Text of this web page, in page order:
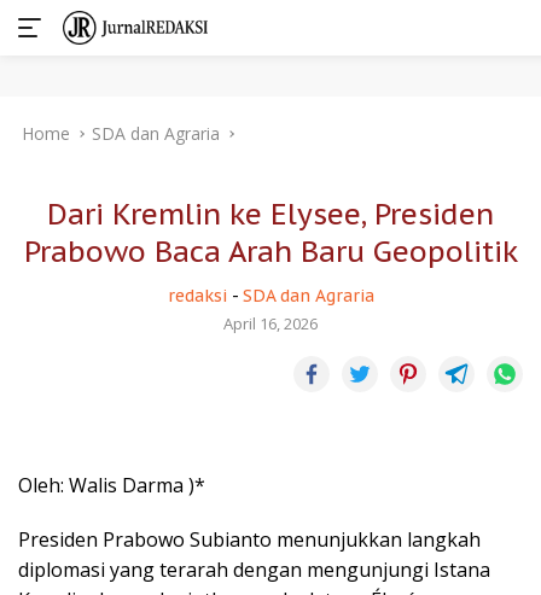
Home SDA dan Agraria
Dari Kremlin ke Elysee, Presiden
Prabowo Baca Arah Baru Geopolitik
redaksi - SDA dan Agraria
April 16, 2026
Oleh: Walis Darma )*
Presiden Prabowo Subianto menunjukkan langkah
diplomasi yang terarah dengan mengunjungi Istana